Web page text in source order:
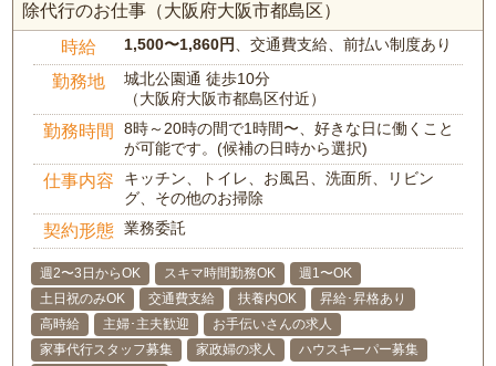
除代行のお仕事（大阪府大阪市都島区）
時給 1,500〜1,860円 、交通費支給、前払い制度あり
勤務地
城北公園通 徒歩10分
（大阪府大阪市都島区付近）
勤務時間
8時～20時の間で1時間〜、好きな日に働くこと
が可能です。(候補の日時から選択)
仕事内容
キッチン、トイレ、お風呂、洗面所、リビン
グ、その他のお掃除
契約形態 業務委託
週2〜3日からOK スキマ時間勤務OK
週1〜OK
土日祝のみOK
交通費支給 扶養内OK
昇給･昇格あり
高時給
主婦･主夫歓迎
お手伝いさんの求人
家事代行スタッフ募集
家政婦の求人
ハウスキーパー募集